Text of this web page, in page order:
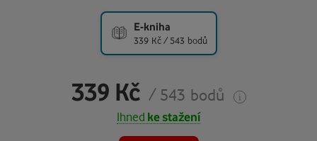
E-kniha
339 Kč / 543 bodů
339 Kč / 543 bodů
Ihned ke stažení